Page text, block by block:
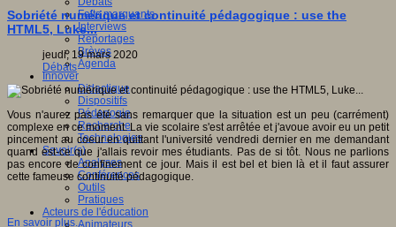
Faits marquants
Interviews
Reportages
Brèves
Agenda
Innover
Didactique
Dispositifs
Pédagogie
Recherche
Technologies
Savoir(s)
Analyses
Conférences
Outils
Pratiques
Acteurs de l'éducation
Animateurs
Sobriété numérique et continuité pédagogique : use the
HTML5, Luke...
jeudi, 19 mars 2020
Débats
Vous n'aurez pas été sans remarquer que la situation est un peu (carrément)
complexe en ce moment. La vie scolaire s'est arrêtée et j'avoue avoir eu un petit
pincement au coeur en quittant l'université vendredi dernier en me demandant
quand est-ce que j'allais revoir mes étudiants. Pas de si tôt. Nous ne parlions
pas encore de confinement ce jour. Mais il est bel et bien là et il faut assurer
cette fameuse continuité pédagogique.
En savoir plus...